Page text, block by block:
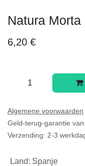
Natura Morta
6,20 €
Algemene voorwaarden
Geld-terug-garantie
Verzending: 2-3
Land: Spanje